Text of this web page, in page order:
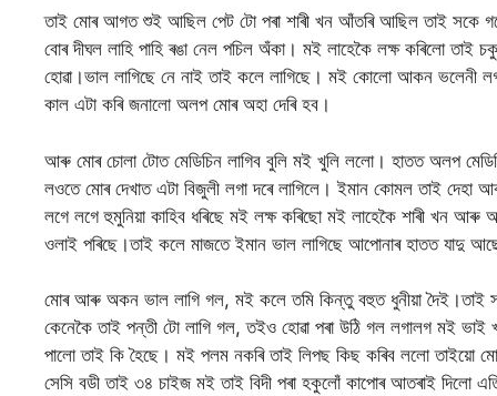
তাই মোৰ আগত শুই আছিল পেট টো পৰা শাৰী খন আঁতৰি আছিল তাই সকে
বোৰ দীঘল লাহি পাহি ৰঙা নেল পচিল অঁকা। মই লাহেকৈ লক্ষ কৰিলো তাই
হোৱা।ভাল লাগিছে নে নাই তাই কলে লাগিছে। মই কোলো আকন ভলেনী
কাল এটা কৰি জনালো অলপ মোৰ অহা দেৰি হব।
আৰু মোৰ চোলা টোত মেডিচিন লাগিব বুলি মই খুলি ললো। হাতত অলপ
লওতে মোৰ দেখাত এটা বিজুলী লগা দৰে লাগিলে। ইমান কোমল তাই
লগে লগে হুমুনিয়া কাহিব ধৰিছে মই লক্ষ কৰিছো মই লাহেকৈ শাৰী খন
ওলাই পৰিছে।তাই কলে মাজতে ইমান ভাল লাগিছে আপোনাৰ হাতত যাদু
মোৰ আৰু অকন ভাল লাগি গল, মই কলে তমি কিন্তু বহুত ধুনীয়া দৈই।তাই
কেনেকৈ তাই পন্তী টো লাগি গল, তইও হোৱা পৰা উঠি গল লগালগ মই
পালো তাই কি হৈছে। মই পলম নকৰি তাই লিপছ কিছ কৰিব ললো তাইয়ো
সেসি বডী তাই ৩৪ চাইজ মই তাই বিদী পৰা হকুলোঁ কাপোৰ আতৰাই দিলো